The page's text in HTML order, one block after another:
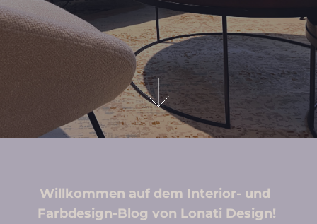
Willkommen auf dem Interior- und
Farbdesign-Blog von Lonati Design!